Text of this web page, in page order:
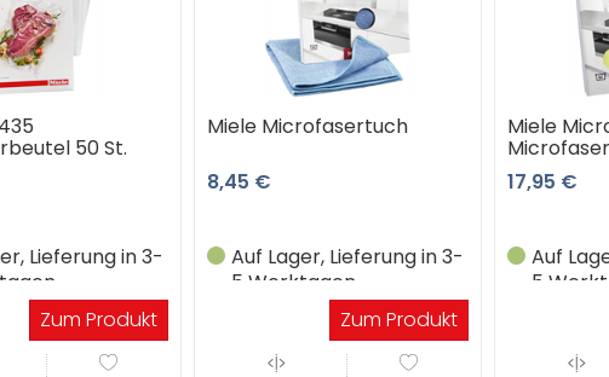
50 St.
Lieferung in 3-
Zum Produkt
Miele Microfasertuch
8,45 €
Auf Lager, Lieferung in 3-
5 Werktagen
Zum Produkt
Miele
17,95 €
Auf
5